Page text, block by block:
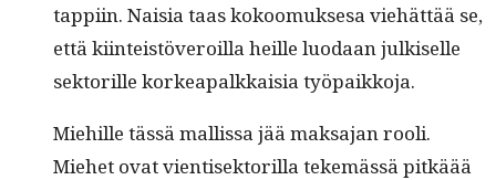
tap­pi­in. Naisia taas kokoomuk­sesa viehät­tää se,
että kiin­teistöveroil­la heille luo­daan julkiselle
sek­to­rille korkea­palkkaisia työpaikkoja.
Miehille tässä mallis­sa jää mak­sa­jan rooli.
Miehet ovat vien­tisek­to­ril­la tekemässä pitkäää